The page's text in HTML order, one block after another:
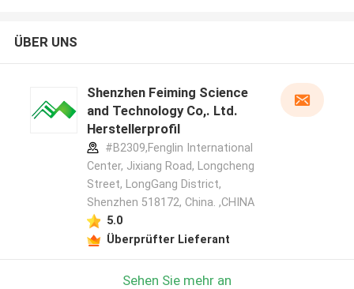
ÜBER UNS
Shenzhen Feiming Science
and Technology Co,. Ltd.
Herstellerprofil
#B2309,Fenglin International
Center, Jixiang Road, Longcheng
Street, LongGang District,
Shenzhen 518172, China. ,CHINA
5.0
Überprüfter Lieferant
Sehen Sie mehr an